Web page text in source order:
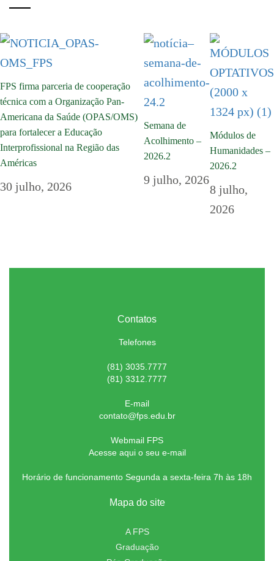
FPS firma parceria de cooperação
técnica com a Organização Pan-
Americana da Saúde (OPAS/OMS)
para fortalecer a Educação
Interprofissional na Região das
Américas
30 julho, 2026
Semana de
Acolhimento –
2026.2
9 julho, 2026
Módulos de
Humanidades –
2026.2
8 julho,
2026
Contatos
Telefones
(81) 3035.7777
(81) 3312.7777
E-mail
contato@fps.edu.br
Webmail FPS
Acesse aqui o seu e-mail
Horário de funcionamento Segunda a sexta-feira 7h às 18h
Mapa do site
A FPS
Graduação